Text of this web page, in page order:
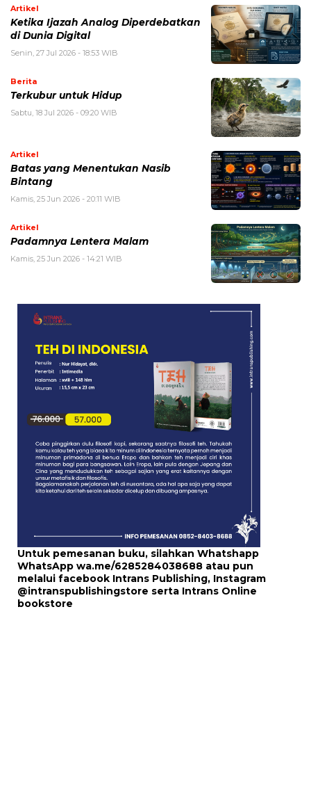
Artikel
Ketika Ijazah Analog Diperdebatkan
di Dunia Digital
Senin, 27 Jul 2026 - 18:53 WIB
Berita
Terkubur untuk Hidup
Sabtu, 18 Jul 2026 - 09:20 WIB
Artikel
Batas yang Menentukan Nasib
Bintang
Kamis, 25 Jun 2026 - 20:11 WIB
Artikel
Padamnya Lentera Malam
Kamis, 25 Jun 2026 - 14:21 WIB
Untuk pemesanan buku, silahkan Whatshapp
WhatsApp wa.me/6285284038688 atau pun
melalui facebook Intrans Publishing, Instagram
@intranspublishingstore serta Intrans Online
bookstore